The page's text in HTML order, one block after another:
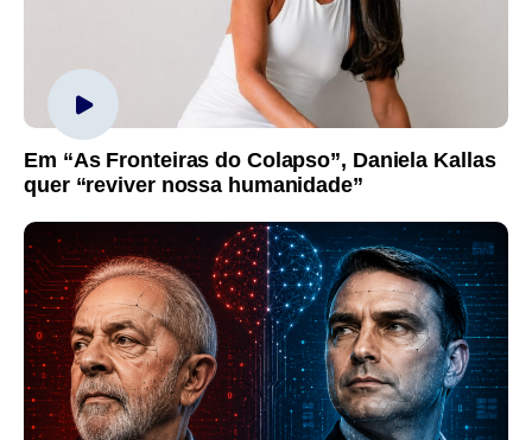
Em “As Fronteiras do Colapso”, Daniela Kallas
quer “reviver nossa humanidade”